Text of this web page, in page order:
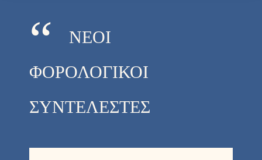
“
ΝΕΟΙ
ΦΟΡΟΛΟΓΙΚΟΙ
ΣΥΝΤΕΛΕΣΤΕΣ